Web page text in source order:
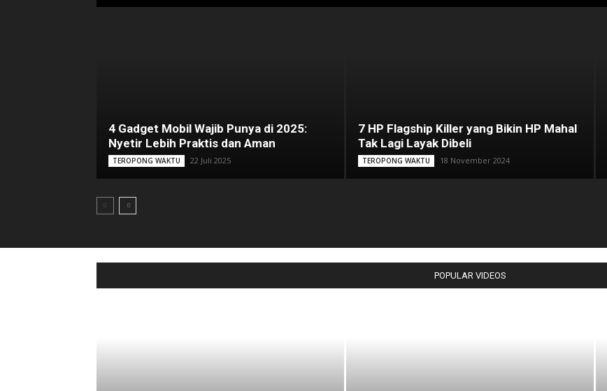
4 Gadget Mobil Wajib Punya di 2025:
Nyetir Lebih Praktis dan Aman
TEROPONG WAKTU 22 Juli 2025
7 HP Flagship Killer yang Bikin HP Mahal
Tak Lagi Layak Dibeli
TEROPONG WAKTU 18 November 2024
POPULAR VIDEOS